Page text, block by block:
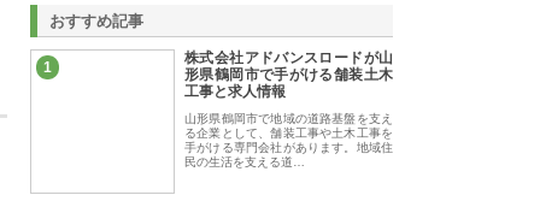
おすすめ記事
1
株式会社アドバンスロードが山
形県鶴岡市で手がける舗装土木
工事と求人情報
山形県鶴岡市で地域の道路基盤を支え
る企業として、舗装工事や土木工事を
手がける専門会社があります。地域住
民の生活を支える道…